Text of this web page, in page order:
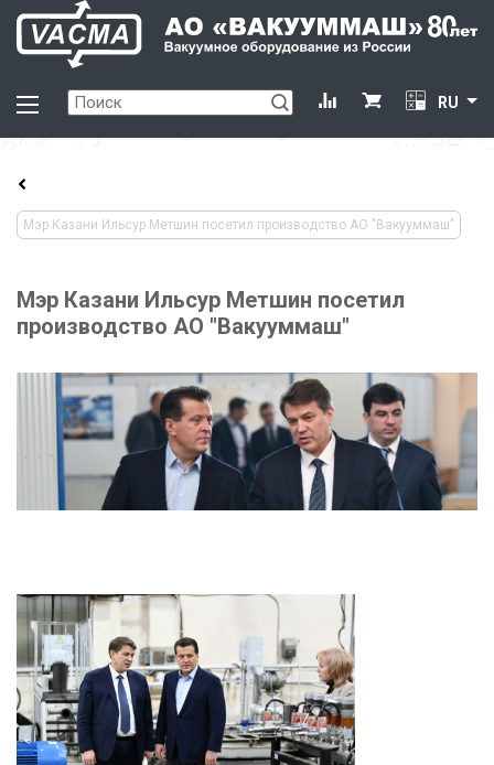
RU
Мэр Казани Ильсур Метшин посетил производство АО "Вакууммаш"
Мэр Казани Ильсур Метшин посетил
производство АО "Вакууммаш"